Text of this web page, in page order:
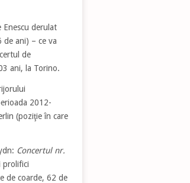
Enescu derulat
de ani) – ce va
de
ani, la Torino.
2012-
(poziţie în care
Concertul nr.
prolifici
de coarde, 62 de